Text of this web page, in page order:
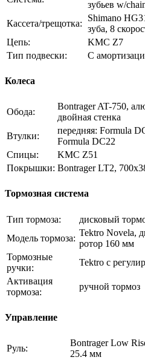
зубьев w/
Кассета/трещотка:
Shimano
зуба, 8
Цепь:
KMC Z7
Тип подвески:
С
Колеса
Обода:
Bontrager AT-750,
двойная стенка
Втулки:
передняя: Formula
Formula DC22
Спицы:
KMC Z51
Покрышки: Bontrager LT2,
Тормозная система
Тип тормоза:
дисковый
Модель тормоза:
Tektro Novela,
ротор 160 мм
Тормозные
ручки:
Tektro с
Активация
тормоза:
ручной тормоз
Управление
Руль:
Bontrager Low
25.4 мм